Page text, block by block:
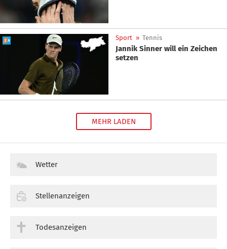
Sport » Tennis
Jannik Sinner will ein Zeichen
setzen
MEHR LADEN
Wetter
Stellenanzeigen
Todesanzeigen